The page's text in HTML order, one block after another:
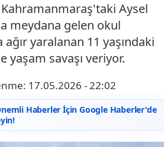
Aysel
meydana gelen okul
ağır yaralanan 11 yaşındaki
yaşam savaşı veriyor.
17.05.2026 - 22:02
Haberler İçin Google Haberler'de